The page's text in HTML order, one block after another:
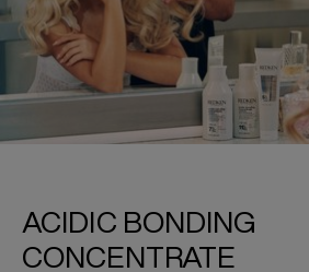
SABRINA CARPENTER X ABC
ACIDIC BONDING
CONCENTRATE